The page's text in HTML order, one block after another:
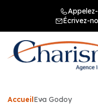
Écrivez-
AccueilEva Godoy